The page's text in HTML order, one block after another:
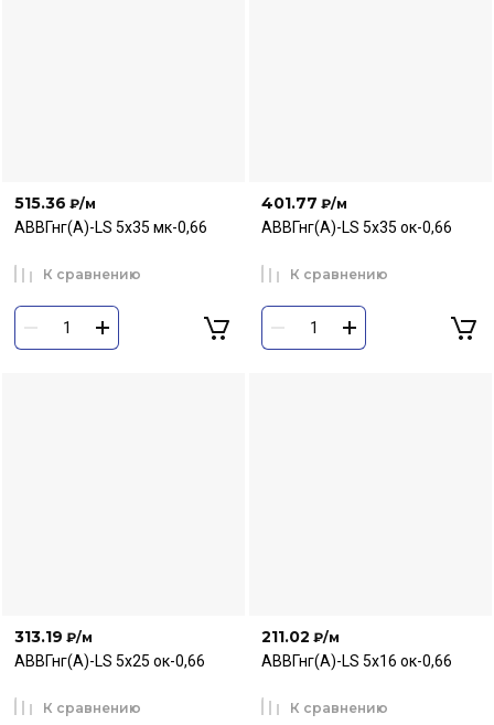
515.36 ₽/м
АВВГнг(А)-LS 5х35 мк-0,66
К сравнению
401.77 ₽/м
АВВГнг(А)-LS 5х35 ок-0,66
К сравнению
313.19 ₽/м
АВВГнг(А)-LS 5х25 ок-0,66
К сравнению
211.02 ₽/м
АВВГнг(А)-LS 5х16 ок-0,66
К сравнению